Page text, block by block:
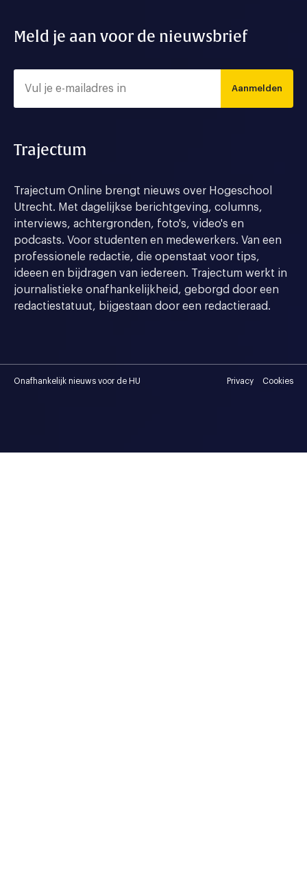
Meld je aan voor de nieuwsbrief
Aanmelden
Trajectum
Trajectum Online brengt nieuws over Hogeschool
Utrecht. Met dagelijkse berichtgeving, columns,
interviews, achtergronden, foto's, video's en
podcasts. Voor studenten en medewerkers. Van een
professionele redactie, die openstaat voor tips,
ideeen en bijdragen van iedereen. Trajectum werkt in
journalistieke onafhankelijkheid, geborgd door een
redactiestatuut, bijgestaan door een redactieraad.
Onafhankelijk nieuws voor de HU Privacy Cookies